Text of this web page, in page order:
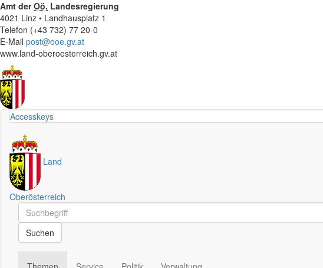
Amt derOö. Landesregierung
4021 Linz • Landhausplatz 1
Telefon (+43 732) 77 20-0
E-Mail post@ooe.gv.at
www.land-oberoesterreich.gv.at
Accesskeys
Land
Oberösterreich
Schnellsuche
Schnellsuche
Suchen